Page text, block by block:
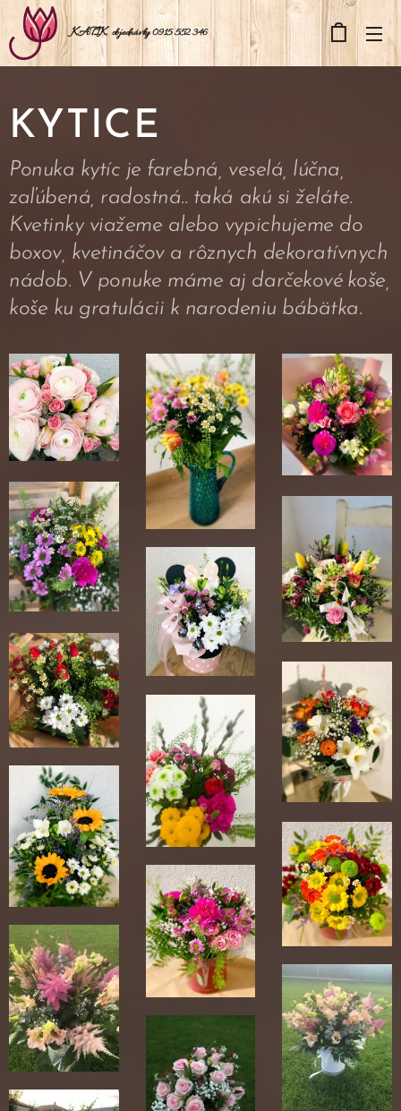
KATIK objednávky 0915 552 346
KYTICE
Ponuka kytíc je farebná, veselá, lúčna,
zaľúbená, radostná.. taká akú si želáte.
Kvetinky viažeme alebo vypichujeme do
boxov, kvetináčov a rôznych dekoratívnych
nádob. V ponuke máme aj darčekové koše,
koše ku gratulácii k narodeniu bábätka.